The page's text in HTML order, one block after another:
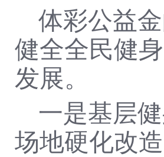
体彩公益
健全全民健
发展。
一是基层
场地硬化改